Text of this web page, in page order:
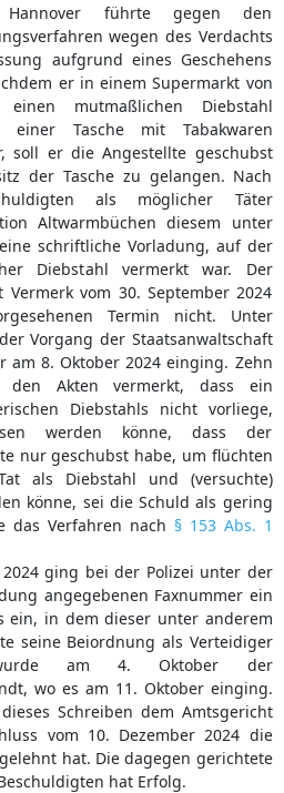
Hannover führte gegen den
wegen des Verdachts
aufgrund eines Geschehens
er in einem Supermarkt von
mutmaßlichen Diebstahl
Tasche mit Tabakwaren
soll er die Angestellte geschubst
der Tasche zu gelangen. Nach
als möglicher Täter
Altwarmbüchen diesem unter
schriftliche Vorladung, auf der
Diebstahl vermerkt war. Der
vom 30. September 2024
Termin nicht. Unter
Vorgang der Staatsanwaltschaft
am 8. Oktober 2024 einging. Zehn
Akten vermerkt, dass ein
Diebstahls nicht vorliege,
werden könne, dass der
nur geschubst habe, um flüchten
als Diebstahl und (versuchte)
könne, sei die Schuld als gering
das Verfahren nach § 153 Abs. 1
ging bei der Polizei unter der
angegebenen Faxnummer ein
ein, in dem dieser unter anderem
seine Beiordnung als Verteidiger
am 4. Oktober der
wo es am 11. Oktober einging.
Schreiben dem Amtsgericht
vom 10. Dezember 2024 die
hat. Die dagegen gerichtete
hat Erfolg.